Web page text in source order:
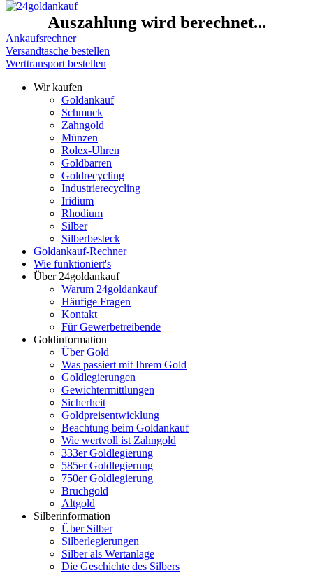
Auszahlung wird berechnet...
Ankaufsrechner
Versandtasche bestellen
Werttransport bestellen
Wir kaufen
Goldankauf
Schmuck
Zahngold
Münzen
Rolex-Uhren
Goldbarren
Goldrecycling
Industrierecycling
Iridium
Rhodium
Silber
Silberbesteck
Goldankauf-Rechner
Wie funktioniert's
Über 24goldankauf
Warum 24goldankauf
Häufige Fragen
Kontakt
Für Gewerbetreibende
Goldinformation
Über Gold
Was passiert mit Ihrem Gold
Goldlegierungen
Gewichtermittlungen
Sicherheit
Goldpreisentwicklung
Beachtung beim Goldankauf
Wie wertvoll ist Zahngold
333er Goldlegierung
585er Goldlegierung
750er Goldlegierung
Bruchgold
Altgold
Silberinformation
Über Silber
Silberlegierungen
Silber als Wertanlage
Die Geschichte des Silbers